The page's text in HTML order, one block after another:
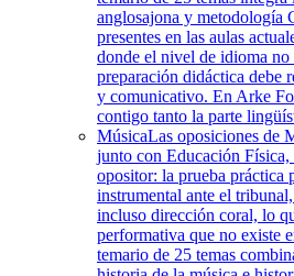
anglosajona y
presentes en las aulas
donde el nivel de idioma no
preparación didáctica debe
y comunicativo. En Arke
contigo tanto la parte
MúsicaLas oposiciones de
junto con Educación Física,
opositor: la prueba práctica
instrumental ante el
incluso dirección coral, lo
performativa que no existe
temario de 25 temas